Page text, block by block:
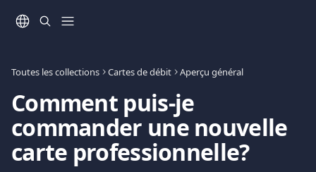
Toutes les collections Cartes de débit Aperçu général
Comment puis-je
commander une nouvelle
carte professionnelle?